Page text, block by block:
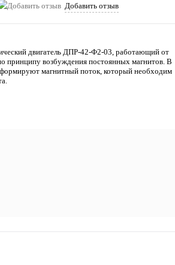
Добавить отзыв
двигатель ДПР-42-Ф2-03, работающий от
принципу возбуждения постоянных магнитов. В
магнитный поток, который необходим